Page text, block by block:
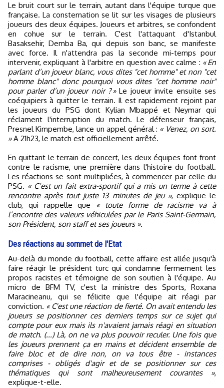
Le bruit court sur le terrain, autant dans l'équipe turque que
française. La consternation se lit sur les visages de plusieurs
joueurs des deux équipes. Joueurs et arbitres, se confondent
en cohue sur le terrain. C'est l'attaquant d'Istanbul
Basaksehir, Demba Ba, qui depuis son banc, se manifeste
avec force. Il n'attendra pas la seconde mi-temps pour
intervenir, expliquant à l'arbitre en question avec calme : « En
parlant d’un joueur blanc, vous dites "cet homme" et non "cet
homme blanc" donc pourquoi vous dites "cet homme noir"
pour parler d’un joueur noir ? »Le joueur invite ensuite ses
coéquipiers à quitter le terrain. Il est rapidement rejoint par
les joueurs du PSG dont Kylian Mbappé et Neymar qui
réclament l'interruption du match. Le défenseur français,
Presnel Kimpembe, lance un appel général : « Venez, on sort.
»A 21h23, le match est officiellement arrêté.
En quittant le terrain de concert, les deux équipes font front
contre le racisme, une première dans l'histoire du football.
Les réactions se sont multipliées, à commencer par celle du
PSG. « C’est un fait extra-sportif qui a mis un terme à cette
rencontre après tout juste 13 minutes de jeu », explique le
club, qui rappelle que « toute forme de racisme va à
l’encontre des valeurs véhiculées par le Paris Saint-Germain,
son Président, son staff et ses joueurs ».
Des réactions au sommet de l'Etat
Au-delà du monde du football, cette affaire est allée jusqu'à
faire réagir le président turc qui condamne fermement les
propos racistes et témoigne de son soutien à l'équipe. Au
micro de BFM TV, c'est la ministre des Sports, Roxana
Maracineanu, qui se félicite que l'équipe ait réagi par
conviction. « C'est une réaction de fierté. On avait entendu les
joueurs se positionner ces derniers temps sur ce sujet qui
compte pour eux mais ils n'avaient jamais réagi en situation
de match. (...) Là, on ne va plus pouvoir reculer. Une fois que
les joueurs prennent ça en mains et décident ensemble de
faire bloc et de dire non, on va tous être - instances
comprises - obligés d'agir et de se positionner sur ces
thématiques qui sont malheureusement courantes »,
explique-t-elle.